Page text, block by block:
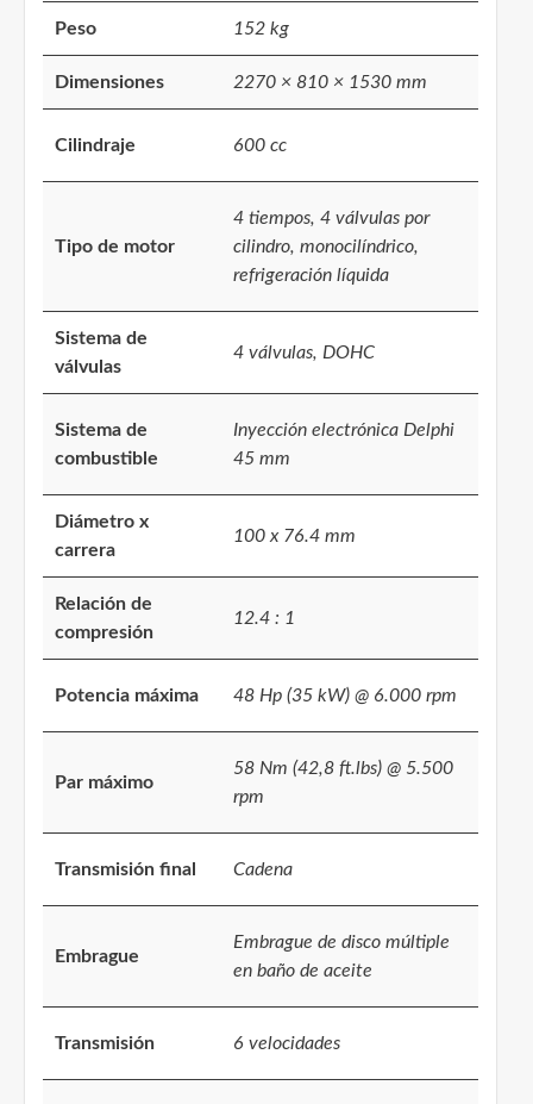
Peso 152 kg
Dimensiones 2270 × 810 × 1530 mm
Cilindraje 600 cc
Tipo de motor
4 tiempos, 4 válvulas por
cilindro, monocilíndrico,
refrigeración líquida
Sistema de
válvulas
4 válvulas, DOHC
Sistema de
combustible
Inyección electrónica Delphi
45 mm
Diámetro x
carrera
100 x 76.4 mm
Relación de
compresión
12.4 : 1
Potencia máxima 48 Hp (35 kW) @ 6.000 rpm
Par máximo
58 Nm (42,8 ft.lbs) @ 5.500
rpm
Transmisión final Cadena
Embrague
Embrague de disco múltiple
en baño de aceite
Transmisión 6 velocidades